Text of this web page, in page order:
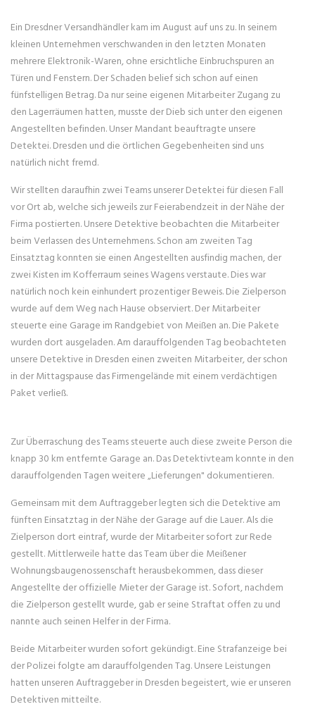
Ein Dresdner Versandhändler kam im August auf uns zu. In seinem
kleinen Unternehmen verschwanden in den letzten Monaten
mehrere Elektronik-Waren, ohne ersichtliche Einbruchspuren an
Türen und Fenstern. Der Schaden belief sich schon auf einen
fünfstelligen Betrag. Da nur seine eigenen Mitarbeiter Zugang zu
den Lagerräumen hatten, musste der Dieb sich unter den eigenen
Angestellten befinden. Unser Mandant beauftragte unsere
Detektei. Dresden und die örtlichen Gegebenheiten sind uns
natürlich nicht fremd.
Wir stellten daraufhin zwei Teams unserer Detektei für diesen Fall
vor Ort ab, welche sich jeweils zur Feierabendzeit in der Nähe der
Firma postierten. Unsere Detektive beobachten die Mitarbeiter
beim Verlassen des Unternehmens. Schon am zweiten Tag
Einsatztag konnten sie einen Angestellten ausfindig machen, der
zwei Kisten im Kofferraum seines Wagens verstaute. Dies war
natürlich noch kein einhundert prozentiger Beweis. Die Zielperson
wurde auf dem Weg nach Hause observiert. Der Mitarbeiter
steuerte eine Garage im Randgebiet von Meißen an. Die Pakete
wurden dort ausgeladen. Am darauffolgenden Tag beobachteten
unsere Detektive in Dresden einen zweiten Mitarbeiter, der schon
in der Mittagspause das Firmengelände mit einem verdächtigen
Paket verließ.
Zur Überraschung des Teams steuerte auch diese zweite Person die
knapp 30 km entfernte Garage an. Das Detektivteam konnte in den
darauffolgenden Tagen weitere „Lieferungen" dokumentieren.
Gemeinsam mit dem Auftraggeber legten sich die Detektive am
fünften Einsatztag in der Nähe der Garage auf die Lauer. Als die
Zielperson dort eintraf, wurde der Mitarbeiter sofort zur Rede
gestellt. Mittlerweile hatte das Team über die Meißener
Wohnungsbaugenossenschaft herausbekommen, dass dieser
Angestellte der offizielle Mieter der Garage ist. Sofort, nachdem
die Zielperson gestellt wurde, gab er seine Straftat offen zu und
nannte auch seinen Helfer in der Firma.
Beide Mitarbeiter wurden sofort gekündigt. Eine Strafanzeige bei
der Polizei folgte am darauffolgenden Tag. Unsere Leistungen
hatten unseren Auftraggeber in Dresden begeistert, wie er unseren
Detektiven mitteilte.